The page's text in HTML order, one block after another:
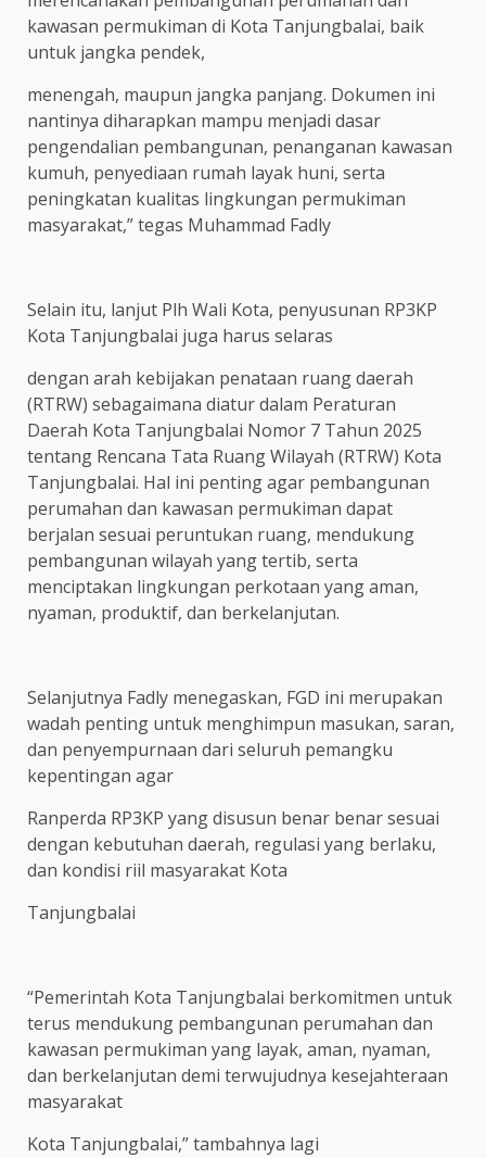
kawasan permukiman di Kota Tanjungbalai, baik
untuk jangka pendek,
menengah, maupun jangka panjang. Dokumen ini
nantinya diharapkan mampu menjadi dasar
pengendalian pembangunan, penanganan kawasan
kumuh, penyediaan rumah layak huni, serta
peningkatan kualitas lingkungan permukiman
masyarakat,” tegas Muhammad Fadly
Selain itu, lanjut Plh Wali Kota, penyusunan RP3KP
Kota Tanjungbalai juga harus selaras
dengan arah kebijakan penataan ruang daerah
(RTRW) sebagaimana diatur dalam Peraturan
Daerah Kota Tanjungbalai Nomor 7 Tahun 2025
tentang Rencana Tata Ruang Wilayah (RTRW) Kota
Tanjungbalai. Hal ini penting agar pembangunan
perumahan dan kawasan permukiman dapat
berjalan sesuai peruntukan ruang, mendukung
pembangunan wilayah yang tertib, serta
menciptakan lingkungan perkotaan yang aman,
nyaman, produktif, dan berkelanjutan.
Selanjutnya Fadly menegaskan, FGD ini merupakan
wadah penting untuk menghimpun masukan, saran,
dan penyempurnaan dari seluruh pemangku
kepentingan agar
Ranperda RP3KP yang disusun benar benar sesuai
dengan kebutuhan daerah, regulasi yang berlaku,
dan kondisi riil masyarakat Kota
Tanjungbalai
“Pemerintah Kota Tanjungbalai berkomitmen untuk
terus mendukung pembangunan perumahan dan
kawasan permukiman yang layak, aman, nyaman,
dan berkelanjutan demi terwujudnya kesejahteraan
masyarakat
Kota Tanjungbalai,” tambahnya lagi